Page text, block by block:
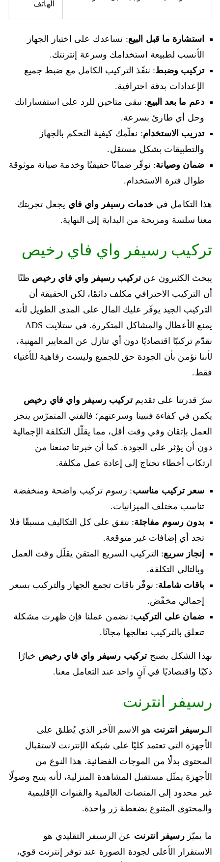
الهاتف
استشارة ما قبل البيع: نساعدك على اختيار الجهاز
الأنسب لطبيعة استخدامك وسرعة إنترنتك.
تركيب وضبط: ننفّذ التركيب الكامل مع ضبط جميع
الإعدادات بدقة احترافية.
دعم ما بعد البيع: نبقى متاحين للرد على استفساراتك
وحل أي طارئ بسرعة.
تدريب الاستخدام: نعلّمك كيفية التحكم بالجهاز
والتطبيقات بشكل مستقل.
ضمان وصيانة: نوفّر ضمانًا حقيقيًا وخدمة صيانة موثوقة
طوال فترة الاستخدام.
هذا التكامل في خدمات رسيفر واي فاي يجعل تجربتك
معنا سلسة ومريحة من البداية إلى النهاية.
تركيب رسيفر واي فاي رخيص
يبحث الكثيرون عنتركيب رسيفر واي فاي رخيص ظنًا
أن التركيب الاحترافي مكلف دائمًا، لكن الحقيقة أن
التركيب الجيد يوفّر عليك المال على المدى الطويل لأنه
يمنع الأعطال والمشاكل المتكررة. في ستلايت ADS
نقدّم تركيبًا اقتصاديًا دون أي تنازل عن المعايير المهنية،
لأننا نؤمن بأن الجودة حق للجميع وليست رفاهية للأغنياء
فقط.
سرّ قدرتنا على تقديمتركيب رسيفر واي فاي رخيص
يكمن في كفاءة فنيينا وسرعتهم؛ فالفني المتمرّس ينجز
العمل بإتقان وفي وقت أقل، مما يقلّل التكلفة الإجمالية
دون أن يؤثر على الجودة. كما أن خبرتنا تمنعنا من
ارتكاب أخطاء تحتاج إلى إعادة عمل مكلفة.
سعر تركيب مناسب: رسوم تركيب واضحة ومنخفضة
تناسب مختلف الميزانيات.
بدون رسوم مفاجئة: نتفق على كل التكاليف مسبقًا فلا
تجد أي إضافات غير متوقعة.
إنجاز سريع: التركيب السريع المتقن يقلّل وقت العمل
وبالتالي التكلفة.
باقات شاملة: نوفّر باقات تجمع الجهاز والتركيب بسعر
إجمالي مخفّض.
ضمان على التركيب: نضمن عملنا فإن ظهرت مشكلة
تتعلق بالتركيب نعالجها مجانًا.
بهذا الشكل يصبحتركيب رسيفر واي فاي رخيص خيارًا
ذكيًا واقتصاديًا في آنٍ واحد عند التعامل معنا.
رسيفر انترنت
الـرسيفر انترنت هو الاسم الآخر الذي يُطلق على
الأجهزة التي تعتمد كليًا على شبكة الإنترنت لاستقبال
المحتوى بدلًا من الموجات الفضائية. هذا النوع من
الأجهزة يمثّل مستقبل المشاهدة المنزلية، لأنه يتيح وصولًا
غير محدود إلى المنصات العالمية والقنوات الإقليمية
والمحتوى المتنوع بضغطة زر واحدة.
ما يميّزرسيفر انترنت عن الرسيفر التقليدي هو
الاستقرار الأعلى لجودة الصورة عند توفر إنترنت قوي،